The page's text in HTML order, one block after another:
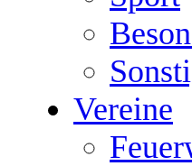
Vereine